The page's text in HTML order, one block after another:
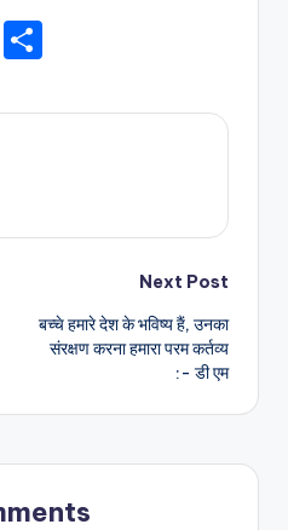
E
ar
Next Post
बच्चे हमारे देश के भविष्य हैं, उनका
संरक्षण करना हमारा परम कर्तव्य
:- डी एम